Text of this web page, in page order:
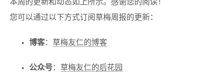
本周的更新和动态如上所示。感谢您的阅读！
您可以通过以下方式订阅草梅周报的更新：
博客： 草梅友仁的博客
公众号： 草梅友仁的后花园